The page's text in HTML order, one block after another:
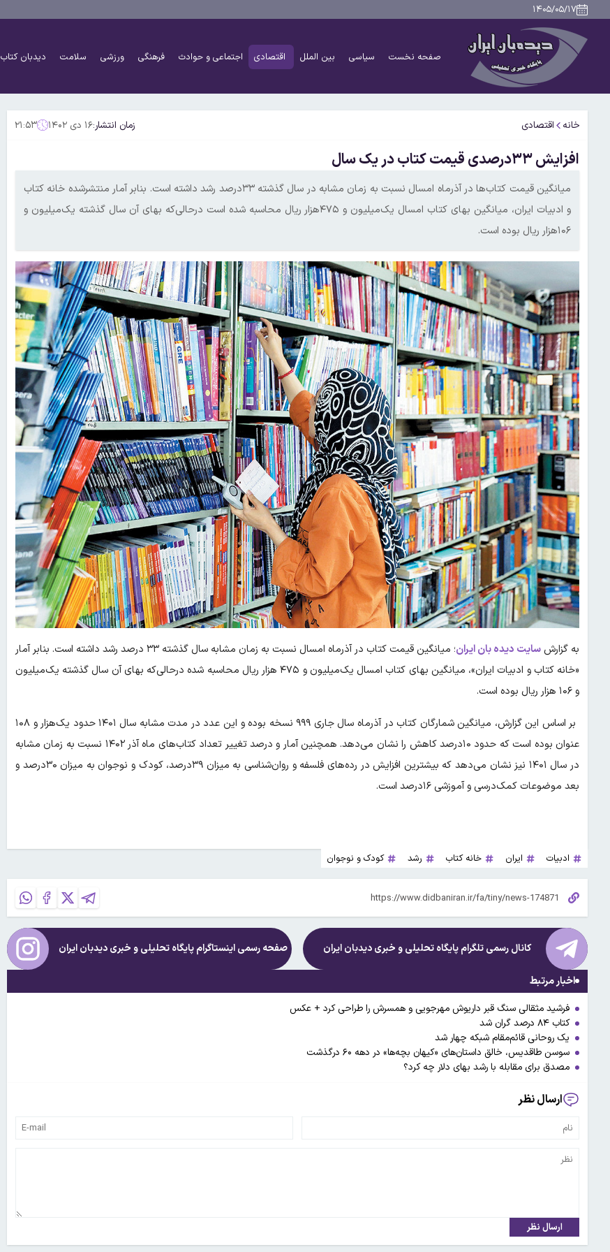
۱۴۰۵/۰۵/۱۷
صفحه نخست سیاسی بین الملل اقتصادی اجتماعی و حوادث فرهنگی ورزشی سلامت دیدبان کتاب
خانه اقتصادی زمان انتشار:۱۶ دی ۱۴۰۲ ۲۱:۵۳
افزایش ۳۳درصدی قیمت کتاب در یک سال
میانگین قیمت کتاب‌ها در آذرماه امسال نسبت به زمان مشابه در سال گذشته ۳۳درصد رشد داشته است. بنابر آمار منتشرشده خانه کتاب
و ادبیات ایران، میانگین بهای کتاب امسال یک‌میلیون و ۴۷۵هزار ریال محاسبه شده است در‌حالی‌که بهای آن سال گذشته یک‌میلیون و
۱۰۶هزار ریال بوده است.
به گزارشسایت دیده بان ایران
؛ میانگین قیمت کتاب در آذرماه امسال نسبت به زمان مشابه سال گذشته ۳۳ درصد رشد داشته است. بنابر آمار
«خانه کتاب و ادبیات ایران»، میانگین بهای کتاب امسال یک‌میلیون و ۴۷۵ هزار ریال محاسبه شده در‌حالی‌که بهای آن سال گذشته یک‌میلیون
و ۱۰۶ هزار ریال بوده است.
بر اساس این گزارش، میانگین شمارگان کتاب در آذرماه سال جاری ۹۹۹ نسخه بوده و این عدد در مدت مشابه سال ۱۴۰۱ حدود یک‌هزار و ۱۰۸
عنوان بوده است که حدود ۱۰درصد کاهش را نشان می‌دهد. همچنین آمار و درصد تغییر تعداد کتاب‌های ماه آذر ۱۴۰۲ نسبت به زمان مشابه
در سال ۱۴۰۱ نیز نشان می‌دهد که بیشترین افزایش در رده‌های فلسفه و روان‌شناسی به میزان ۳۹درصد، کودک و نوجوان به میزان ۳۰درصد و
بعد موضوعات کمک‌درسی و آموزشی ۱۶درصد است.
ادبیات ایران خانه کتاب رشد کودک و نوجوان
کانال رسمی تلگرام پایگاه تحلیلی و خبریدیدبان ایران صفحه رسمی اینستاگرام پایگاه تحلیلی و خبریدیدبان ایران
اخبار مرتبط
فرشید مثقالی سنگ قبر داریوش مهرجویی و همسرش را طراحی کرد + عکس
کتاب ۸۴ درصد گران شد
یک روحانی قائم‌مقام شبکه چهار شد
سوسن طاقدیس، خالق داستان‌های «کیهان بچه‌ها» در دهه ۶۰ درگذشت
مصدق برای مقابله با رشد بهای دلار چه کرد؟
ارسال نظر
ارسال نظر